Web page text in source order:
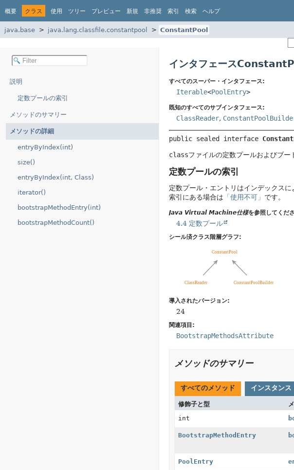
概要 クラス 使用 ツリー プレビュー 新規 非推奨 索引 検索 ヘルプ
java.base java.lang.classfile.constantpool
ConstantPool
説明
定数プールの索引
メソッドのサマリー
メソッドの詳細
entryByIndex(int)
size()
entryByIndex(int, Class)
iterator()
bootstrapMethodEntry(int)
bootstrapMethodCount()
インタフェース
すべてのスーパー・インタフェース:
Iterable<PoolEntry>
既知のすべてのサブインタフェース:
ClassReader,
public sealed interface
classファイルの定数プールおよびブー
定数プールの索引
定数プール・エントリはインデックスに
索引にある場合は 「使用不可」 です。
Java Virtual Machine仕様を参照してくだ
4.4 定数プール
シール済クラス階層グラフ:
導入されたバージョン:
24
関連項目:
BootstrapMethodsAttribute
メソッドのサマリー
すべてのメソッド インスタンス
修飾子と型
int
BootstrapMethodEntry
PoolEntry